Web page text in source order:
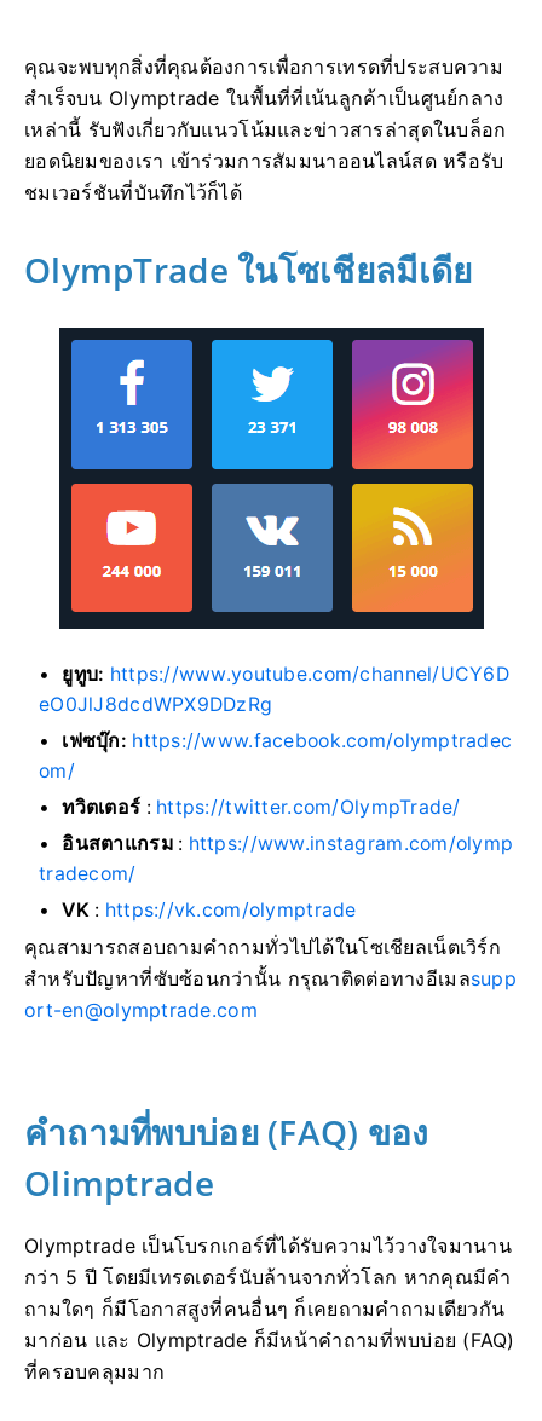
คุณจะพบทุกสิ่งที่คุณต้องการเพื่อการเทรดที่ประสบความ
สำเร็จบน Olymptrade ในพื้นที่ที่เน้นลูกค้าเป็นศูนย์กลาง
เหล่านี้ รับฟังเกี่ยวกับแนวโน้มและข่าวสารล่าสุดในบล็อก
ยอดนิยมของเรา เข้าร่วมการสัมมนาออนไลน์สด หรือรับ
ชมเวอร์ชันที่บันทึกไว้ก็ได้
OlympTrade ในโซเชียลมีเดีย
ยูทูบ: https://www.youtube.com/channel/UCY6D
eO0JlJ8dcdWPX9DDzRg
เฟซบุ๊ก: https://www.facebook.com/olymptradec
om/
ทวิตเตอร์ : https://twitter.com/OlympTrade/
อินสตาแกรม: https://www.instagram.com/olymp
tradecom/
VK: https://vk.com/olymptrade
คุณสามารถสอบถามคำถามทั่วไปได้ในโซเชียลเน็ตเวิร์ก
สำหรับปัญหาที่ซับซ้อนกว่านั้น กรุณาติดต่อทางอีเมลsupp
ort-en@olymptrade.com
คำถามที่พบบ่อย (FAQ) ของ
Olimptrade
Olymptrade เป็นโบรกเกอร์ที่ได้รับความไว้วางใจมานาน
กว่า 5 ปี โดยมีเทรดเดอร์นับล้านจากทั่วโลก หากคุณมีคำ
ถามใดๆ ก็มีโอกาสสูงที่คนอื่นๆ ก็เคยถามคำถามเดียวกัน
มาก่อน และ Olymptrade ก็มีหน้าคำถามที่พบบ่อย (FAQ)
ที่ครอบคลุมมาก